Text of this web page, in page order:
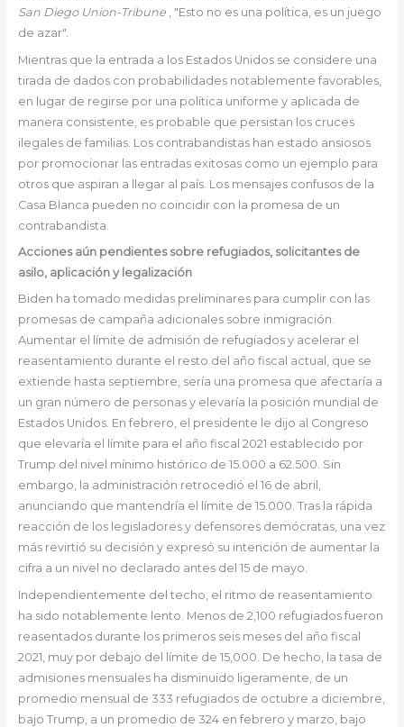
San Diego Union-Tribune, "Esto no es una política, es un juego
de azar".
Mientras que la entrada a los Estados Unidos se considere una
tirada de dados con probabilidades notablemente favorables,
en lugar de regirse por una política uniforme y aplicada de
manera consistente, es probable que persistan los cruces
ilegales de familias. Los contrabandistas han estado ansiosos
por promocionar las entradas exitosas como un ejemplo para
otros que aspiran a llegar al país. Los mensajes confusos de la
Casa Blanca pueden no coincidir con la promesa de un
contrabandista.
Acciones aún pendientes sobre refugiados, solicitantes de
asilo, aplicación y legalización
Biden ha tomado medidas preliminares para cumplir con las
promesas de campaña adicionales sobre inmigración.
Aumentar el límite de admisión de refugiados y acelerar el
reasentamiento durante el resto del año fiscal actual, que se
extiende hasta septiembre, sería una promesa que afectaría a
un gran número de personas y elevaría la posición mundial de
Estados Unidos. En febrero, el presidente le dijo al Congreso
que elevaría el límite para el año fiscal 2021 establecido por
Trump del nivel mínimo histórico de 15.000 a 62.500. Sin
embargo, la administración retrocedió el 16 de abril,
anunciando que mantendría el límite de 15.000. Tras la rápida
reacción de los legisladores y defensores demócratas, una vez
más revirtió su decisión y expresó su intención de aumentar la
cifra a un nivel no declarado antes del 15 de mayo.
Independientemente del techo, el ritmo de reasentamiento
ha sido notablemente lento. Menos de 2,100 refugiados fueron
reasentados durante los primeros seis meses del año fiscal
2021, muy por debajo del límite de 15,000. De hecho, la tasa de
admisiones mensuales ha disminuido ligeramente, de un
promedio mensual de 333 refugiados de octubre a diciembre,
bajo Trump, a un promedio de 324 en febrero y marzo, bajo